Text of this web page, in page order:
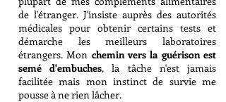
de l'étranger. J'insiste auprès des autorités
médicales pour obtenir certains tests et
démarche les meilleurs laboratoires
étrangers. Mon chemin vers la guérison est
semé d'embuches, la tâche n'est jamais
facilitée mais mon instinct de survie me
pousse à ne rien lâcher.